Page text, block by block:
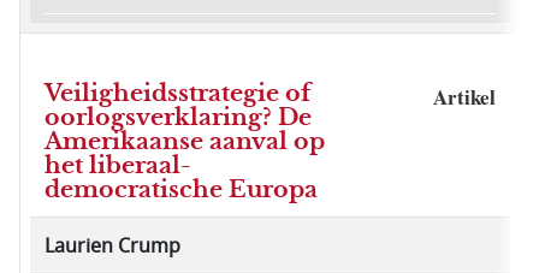
Veiligheidsstrategie of
oorlogsverklaring? De
Amerikaanse aanval op
het liberaal-
democratische Europa
Artikel
Laurien Crump